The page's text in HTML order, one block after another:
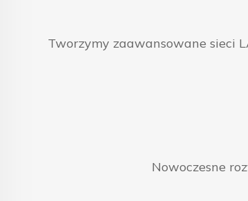
Tworzymy zaawansowane sieci
Nowoczesne